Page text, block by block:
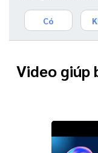
Có
Video giúp